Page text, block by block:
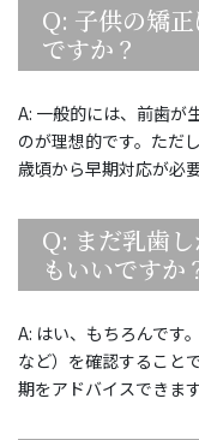
Q: 子供の矯
ですか？
A: 一般的には、前歯が
のが理想的です。ただ
歳頃から早期対応が必
Q: まだ乳歯
もいいですか
A: はい、もちろんです
など）を確認すること
期をアドバイスできます